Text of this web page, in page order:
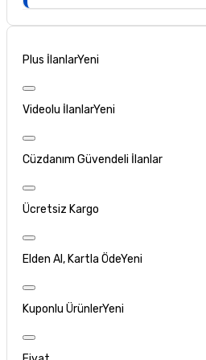
Plus İlanlarYeni
Videolu İlanlarYeni
Cüzdanım Güvendeli İlanlar
Ücretsiz Kargo
Elden Al, Kartla ÖdeYeni
Kuponlu ÜrünlerYeni